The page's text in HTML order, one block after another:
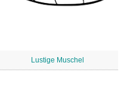
Lustige Muschel